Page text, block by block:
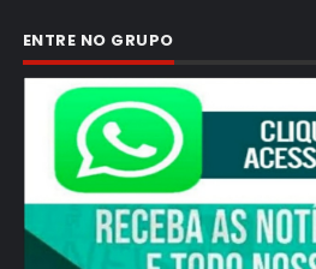
ENTRE NO GRUPO